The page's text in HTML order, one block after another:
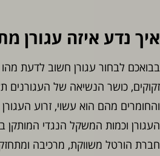
איך נדע איזה עגורן
בבואכם לבחור עגורן חשוב לדעת
זקוקים, כושר הנשיאה של העגורנים
והחומרים מהם הוא עשוי, זרוע
העגורן וכמות המשקל הנגדי המותקן
חברת הורטל משווקת, מרכיבה